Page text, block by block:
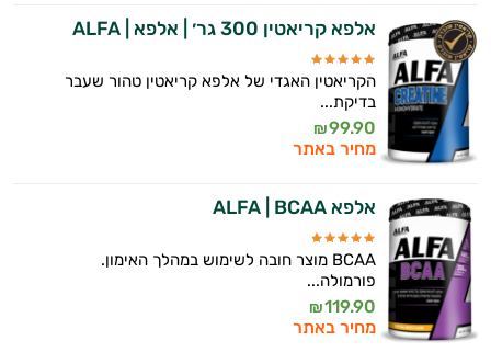
אלפא קריאטין 300 גר׳ | אלפא | ALFA
הקריאטין האגדי של אלפא קריאטין טהור שעבר
בדיקת...
99.90
₪
מחיר באתר
אלפא ALFA | BCAA
BCAA מוצר חובה לשימוש במהלך האימון.
פורמולה...
119.90
₪
מחיר באתר